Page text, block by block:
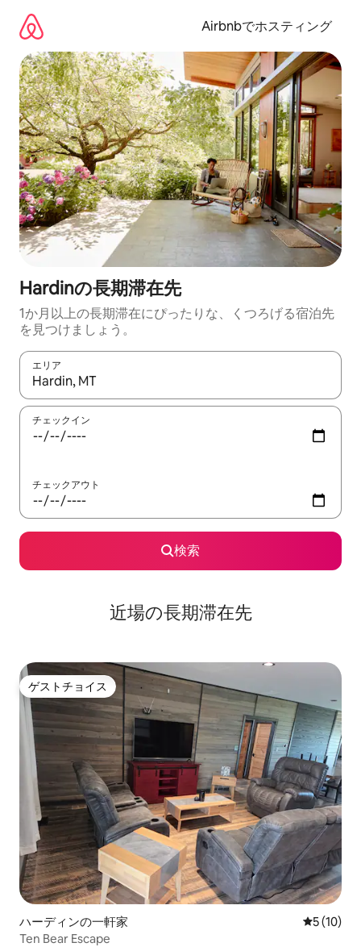
Airbnbでホスティング
Hardinの長期滞在先
1か月以上の長期滞在にぴったりな、くつろげる宿泊先
を見つけましょう。
エリア
検索結果が表示されたら、上下の矢印キーを使って移動するか
チェックイン
チェックアウト
検索
近場の長期滞在先
ゲストチョイス
ゲストチョイス
ハーディンの一軒家 レビュー
5 (10)
Ten Bear Escape